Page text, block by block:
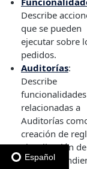
Describe
que se pueden
ejecutar sobre
pedidos.
Auditorías:
Describe
funcionalidades
relacionadas a
Auditorías
creación de
visualización de
pedidos
Español